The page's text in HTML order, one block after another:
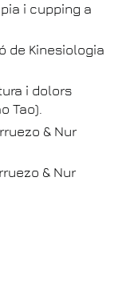
i cupping a
de Kinesiologia
i dolors
Tao).
& Nur
& Nur